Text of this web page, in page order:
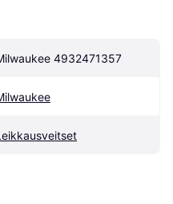
4932471357